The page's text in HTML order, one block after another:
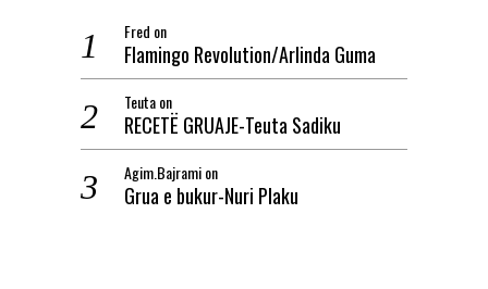
Fred on
Flamingo Revolution/Arlinda Guma
Teutaon
RECETË GRUAJE-Teuta Sadiku
Agim.Bajramion
Grua e bukur-Nuri Plaku